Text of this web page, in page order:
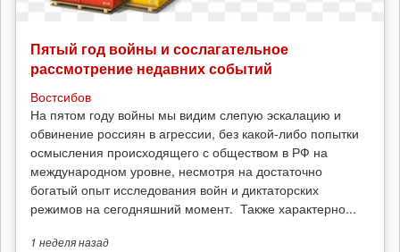
Пятый год войны и сослагательное
рассмотрение недавних событий
Востсибов
На пятом году войны мы видим слепую эскалацию и
обвинение россиян в агрессии, без какой-либо попытки
осмысления происходящего с обществом в РФ на
международном уровне, несмотря на достаточно
богатый опыт исследования войн и диктаторских
режимов на сегодняшний момент. Также характерно...
1 неделяназад